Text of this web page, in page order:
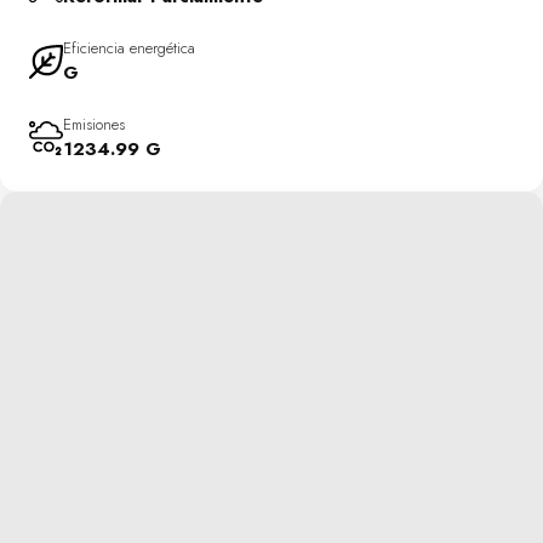
Eficiencia energética
G
Emisiones
1234.99 G